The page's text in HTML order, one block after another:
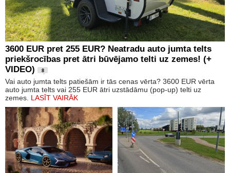
3600 EUR pret 255 EUR? Neatradu auto jumta telts
priekšrocības pret ātri būvējamo telti uz zemes! (+
VIDEO)
8
Vai auto jumta telts patiešām ir tās cenas vērta? 3600 EUR vērta
auto jumta telts vai 255 EUR ātri uzstādāmu (pop-up) telti uz
zemes. LASĪT VAIRĀK